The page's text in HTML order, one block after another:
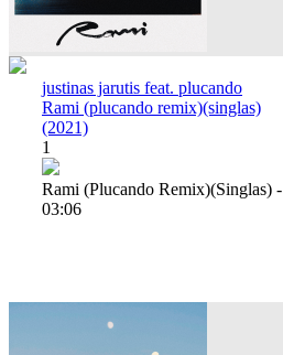
justinas jarutis feat. plucando
Rami (plucando remix)(singlas)
(2021)
1
Rami (plucando Remix)(singlas) -
03:06